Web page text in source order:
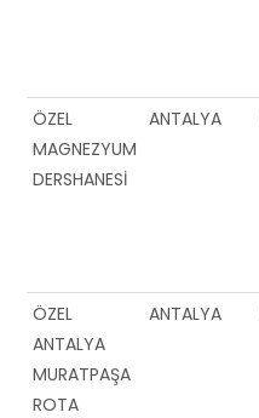
ÖZEL
MAGNEZYUM
DERSHANESİ
ANTALYA
ÖZEL
ANTALYA
MURATPAŞA
ROTA
ANTALYA